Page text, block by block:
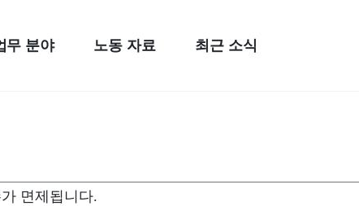
무 분야 노동 자료 최근 소식
면제됩니다.